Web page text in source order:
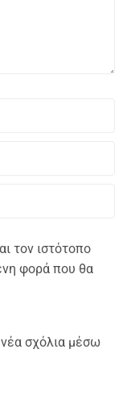
τον ιστότοπο
φορά που θα
σχόλια μέσω